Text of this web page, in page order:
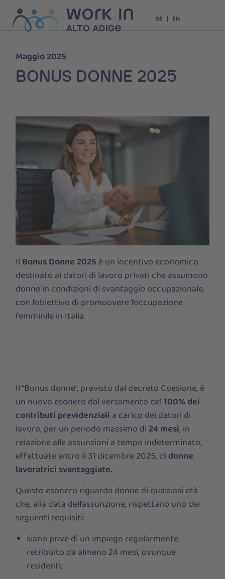
DE EN
Maggio 2025
BONUS DONNE 2025
Il Bonus Donne 2025 è un incentivo economico
destinato ai datori di lavoro privati che assumono
donne in condizioni di svantaggio occupazionale,
con l’obiettivo di promuovere l’occupazione
femminile in Italia.
Il“Bonus donne”, previsto dal decreto Coesione, è
un nuovo esonero dal versamento del100% dei
contributi previdenziali a carico dei datori di
lavoro, per un periodo massimo di 24 mesi, in
relazione alle assunzioni a tempo indeterminato,
effettuate entro il 31 dicembre 2025, di donne
lavoratrici svantaggiate.
Questo esonero riguarda donne di qualsiasi età
che, alla data dell’assunzione, rispettano uno dei
seguenti requisiti:
siano prive di un impiego regolarmente
retribuito da almeno 24 mesi, ovunque
residenti;